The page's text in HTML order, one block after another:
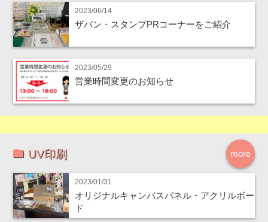
2023/06/14
ザバン・スタンプPRコーナーをご紹介
2023/05/29
営業時間変更のお知らせ
more
UV印刷
2023/01/31
オリジナルキャンバスパネル・アクリルボー
ド